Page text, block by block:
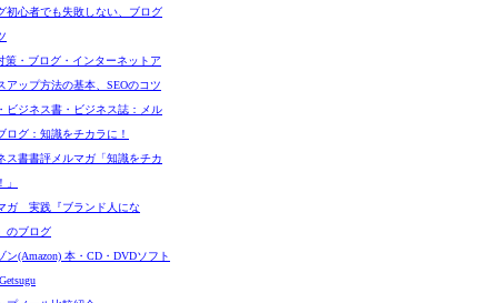
初心者でも失敗しない、ブログ
策・ブログ・インターネットア
アップ方法の基本、SEOのコツ
ビジネス書・ビジネス誌：メル
ログ：知識をチカラに！
ス書書評メルマガ「知識をチカ
」
ガ 実践『ブランド人にな
のブログ
ン(Amazon) 本・CD・DVDソフト